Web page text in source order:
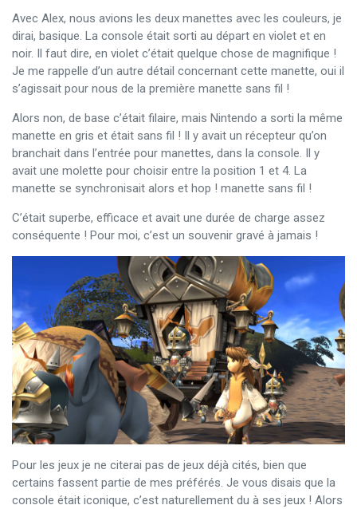
Avec Alex, nous avions les deux manettes avec les couleurs, je
dirai, basique. La console était sorti au départ en violet et en
noir. Il faut dire, en violet c’était quelque chose de magnifique !
Je me rappelle d’un autre détail concernant cette manette, oui il
s’agissait pour nous de la première manette sans fil !
Alors non, de base c’était filaire, mais Nintendo a sorti la même
manette en gris et était sans fil ! Il y avait un récepteur qu’on
branchait dans l’entrée pour manettes, dans la console. Il y
avait une molette pour choisir entre la position 1 et 4. La
manette se synchronisait alors et hop ! manette sans fil !
C’était superbe, efficace et avait une durée de charge assez
conséquente ! Pour moi, c’est un souvenir gravé à jamais !
Pour les jeux je ne citerai pas de jeux déjà cités, bien que
certains fassent partie de mes préférés. Je vous disais que la
console était iconique, c’est naturellement du à ses jeux ! Alors